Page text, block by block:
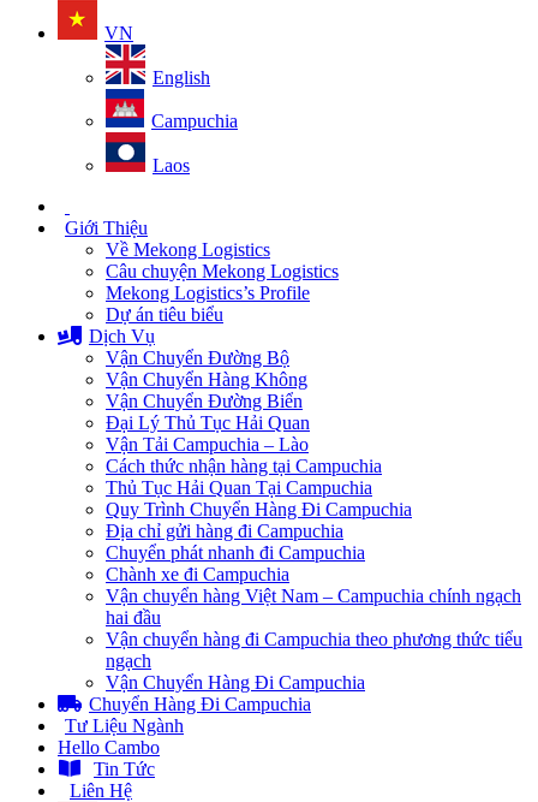
VN
English
Campuchia
Laos
Giới Thiệu
Về Mekong Logistics
Câu chuyện Mekong Logistics
Mekong Logistics’s Profile
Dự án tiêu biểu
Dịch Vụ
Vận Chuyển Đường Bộ
Vận Chuyển Hàng Không
Vận Chuyển Đường Biển
Đại Lý Thủ Tục Hải Quan
Vận Tải Campuchia – Lào
Cách thức nhận hàng tại Campuchia
Thủ Tục Hải Quan Tại Campuchia
Quy Trình Chuyển Hàng Đi Campuchia
Địa chỉ gửi hàng đi Campuchia
Chuyển phát nhanh đi Campuchia
Chành xe đi Campuchia
Vận chuyển hàng Việt Nam – Campuchia chính ngạch
hai đầu
Vận chuyển hàng đi Campuchia theo phương thức tiểu
ngạch
Vận Chuyển Hàng Đi Campuchia
Chuyển Hàng Đi Campuchia
Tư Liệu Ngành
Hello Cambo
Tin Tức
Liên Hệ